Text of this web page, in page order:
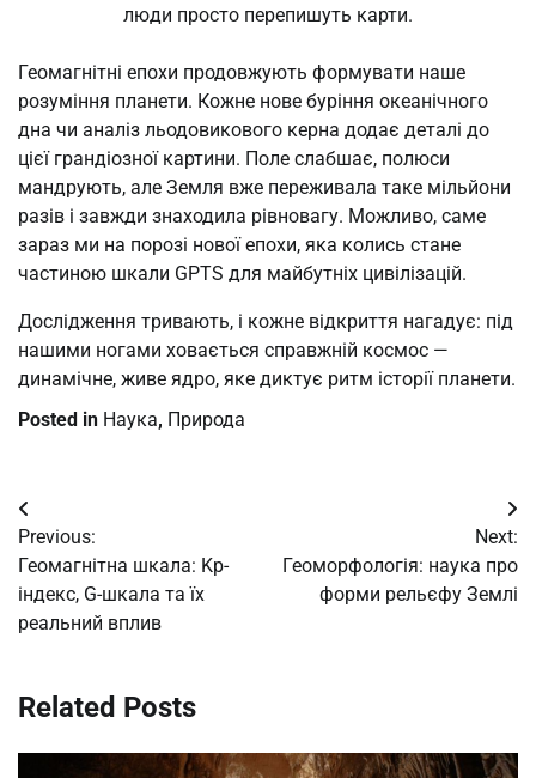
люди просто перепишуть карти.
Геомагнітні епохи продовжують формувати наше
розуміння планети. Кожне нове буріння океанічного
дна чи аналіз льодовикового керна додає деталі до
цієї грандіозної картини. Поле слабшає, полюси
мандрують, але Земля вже переживала таке мільйони
разів і завжди знаходила рівновагу. Можливо, саме
зараз ми на порозі нової епохи, яка колись стане
частиною шкали GPTS для майбутніх цивілізацій.
Дослідження тривають, і кожне відкриття нагадує: під
нашими ногами ховається справжній космос —
динамічне, живе ядро, яке диктує ритм історії планети.
Posted in Наука, Природа
Post
navigation
Previous:
Геомагнітна шкала: Kp-
індекс, G-шкала та їх
реальний вплив
Next:
Геоморфологія: наука про
форми рельєфу Землі
Related Posts